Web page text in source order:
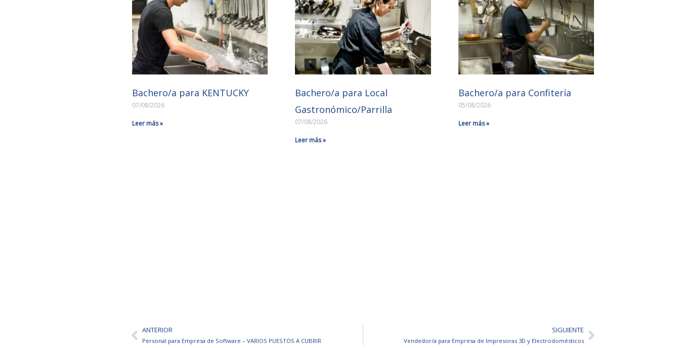
Bachero/a para KENTUCKY
07/08/2026
Leer más »
Bachero/a para Local
Gastronómico/Parrilla
07/08/2026
Leer más »
Bachero/a para Confitería
05/08/2026
Leer más »
AntANTERIOR
Personal para Empresa de Software – VARIOS PUESTOS A CUBRIR
SIGUIENTE
Vendedor/a para Empresa de Impresoras 3D y ElectrodomésticosSiguiente